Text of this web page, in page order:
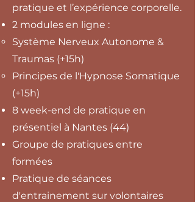
pratique et l’expérience corporelle.
2 modules en ligne :
Système Nerveux Autonome &
Traumas (+15h)
Principes de l'Hypnose Somatique
(+15h)
8 week-end de pratique en
présentiel à Nantes (44)​
Groupe de pratiques entre
formées
Pratique de séances
d'entrainement sur volontaires